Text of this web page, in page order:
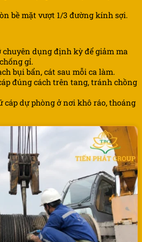
bề mặt vượt 1/3 đường kính sợi.
chuyên dụng định kỳ để giảm ma
gỉ.
bụi bẩn, cát sau mỗi ca làm.
đúng cách trên tang, tránh chồng
cáp dự phòng ở nơi khô ráo, thoáng